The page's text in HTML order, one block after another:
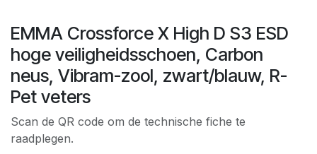
EMMA Crossforce X High D S3 ESD
hoge veiligheidsschoen, Carbon
neus, Vibram-zool, zwart/blauw, R-
Pet veters
Scan de QR code om de technische fiche te
raadplegen.